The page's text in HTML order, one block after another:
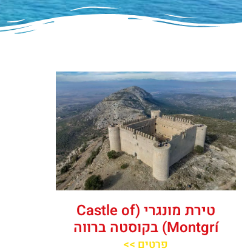
טירת מונגרי (Castle of
Montgrí) בקוסטה ברווה
פרטים >>